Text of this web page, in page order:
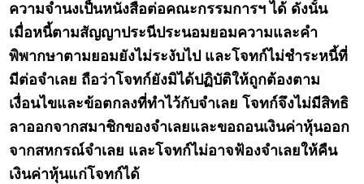
ความจำนงเป็นหนังสือต่อคณะกรรมการฯ ได้ ดังนั้น
เมื่อหนี้ตามสัญญาประนีประนอมยอมความและคำ
พิพากษาตามยอมยังไม่ระงับไป และโจทก์ไม่ชำระหนี้ที่
มีต่อจำเลย ถือว่าโจทก์ยังมิได้ปฏิบัติให้ถูกต้องตาม
เงื่อนไขและข้อตกลงที่ทำไว้กับจำเลย โจทก์จึงไม่มีสิทธิ
ลาออกจากสมาชิกของจำเลยและขอถอนเงินค่าหุ้นออก
จากสหกรณ์จำเลย และโจทก์ไม่อาจฟ้องจำเลยให้คืน
เงินค่าหุ้นแก่โจทก์ได้